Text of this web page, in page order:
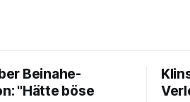
Beinahe-
"Hätte böse